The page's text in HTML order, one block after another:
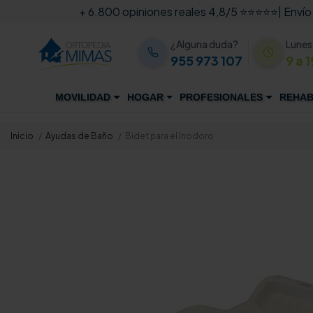
+ 6.800 opiniones reales 4,8/5 ⭐⭐⭐⭐⭐|
¿Alguna duda?
955 973 107 9 a
MOVILIDAD HOGAR PROFESIONALES
Inicio Ayudas de Baño Bidet para el Inodoro